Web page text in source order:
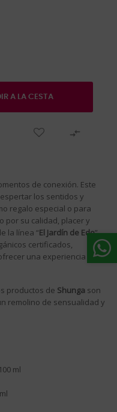
A LA CESTA

de conexión. Este
los sentidos y
regalo especial o para
por su calidad, placer y
la línea “El Jardín de Edo”
certificados,
una experiencia
productos de Shunga son
remolino de sensualidad y
ml